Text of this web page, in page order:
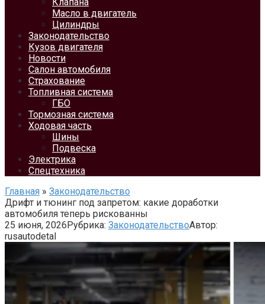
Масло в двигатель
Цилиндры
Законодательство
Кузов двигателя
Новости
Салон автомобиля
Страхование
Топливная система
ГБО
Тормозная система
Ходовая часть
Шины
Подвеска
Электрика
Спецтехника
Главная » Законодательство
Дрифт и тюнинг под запретом: какие доработки
автомобиля теперь рискованны
25 июня, 2026Рубрика: ЗаконодательствоАвтор:
rusautodetal